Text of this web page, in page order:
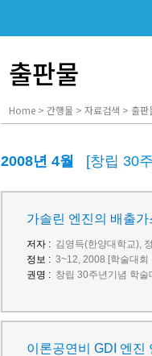
출판물
Home > 간행물 > 자료검색 > 출판
2008년 4월 [창립 30
가솔린 엔진의 배출
저자 : 김영득(한양대학교),
정보 : 3~12, 2008 [학술대회
권명 : 창립 30주년기념 학
이론공연비 GDI 엔진